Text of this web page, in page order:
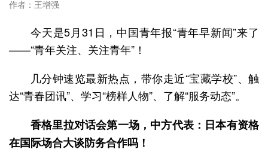
作者：王增强
今天是5月31日，中国青年报“青年早新闻”来了
——“青年关注、关注青年”！
几分钟速览最新热点，带你走近“宝藏学校”、触
达“青春团讯”、学习“榜样人物”、了解“服务动态”。
香格里拉对话会第一场，中方代表：日本有资格
在国际场合大谈防务合作吗！